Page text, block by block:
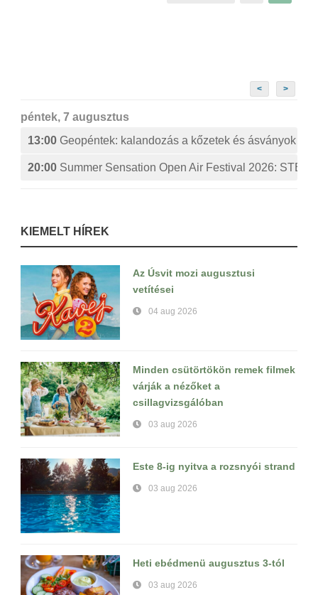
< >
péntek, 7 augusztus
13:00 Geopéntek: kalandozás a kőzetek és ásványok
20:00 Summer Sensation Open Air Festival 2026:
KIEMELT HÍREK
Az Úsvit mozi augusztusi
vetítései
04 aug 2026
Minden csütörtökön remek filmek
várják a nézőket a
csillagvizsgálóban
03 aug 2026
Este 8-ig nyitva a rozsnyói strand
03 aug 2026
Heti ebédmenü augusztus 3-tól
03 aug 2026